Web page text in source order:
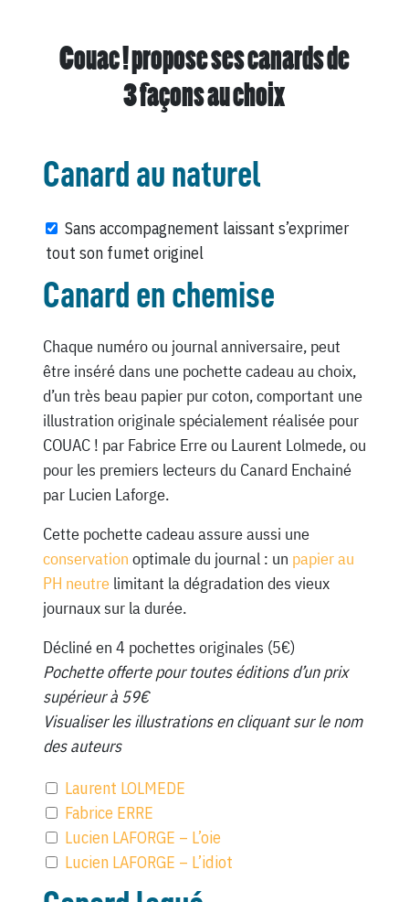
Couac ! propose ses canards de
3 façons au choix
Canard au naturel
Sans accompagnement laissant s’exprimer
tout son fumet originel
Canard en chemise
Chaque numéro ou journal anniversaire, peut
être inséré dans une pochette cadeau au choix,
d’un très beau papier pur coton, comportant une
illustration originale spécialement réalisée pour
COUAC ! par Fabrice Erre ou Laurent Lolmede, ou
pour les premiers lecteurs du Canard Enchainé
par Lucien Laforge.
Cette pochette cadeau assure aussi une
conservation optimale du journal : un papier au
PH neutrelimitant la dégradation des vieux
journaux sur la durée.
Décliné en 4 pochettes originales (5€)
Pochette offerte pour toutes éditions d’un prix
supérieur à 59€
Visualiser les illustrations en cliquant sur le nom
des auteurs
Laurent LOLMEDE
Fabrice ERRE
Lucien LAFORGE – L’oie
Lucien LAFORGE – L’idiot